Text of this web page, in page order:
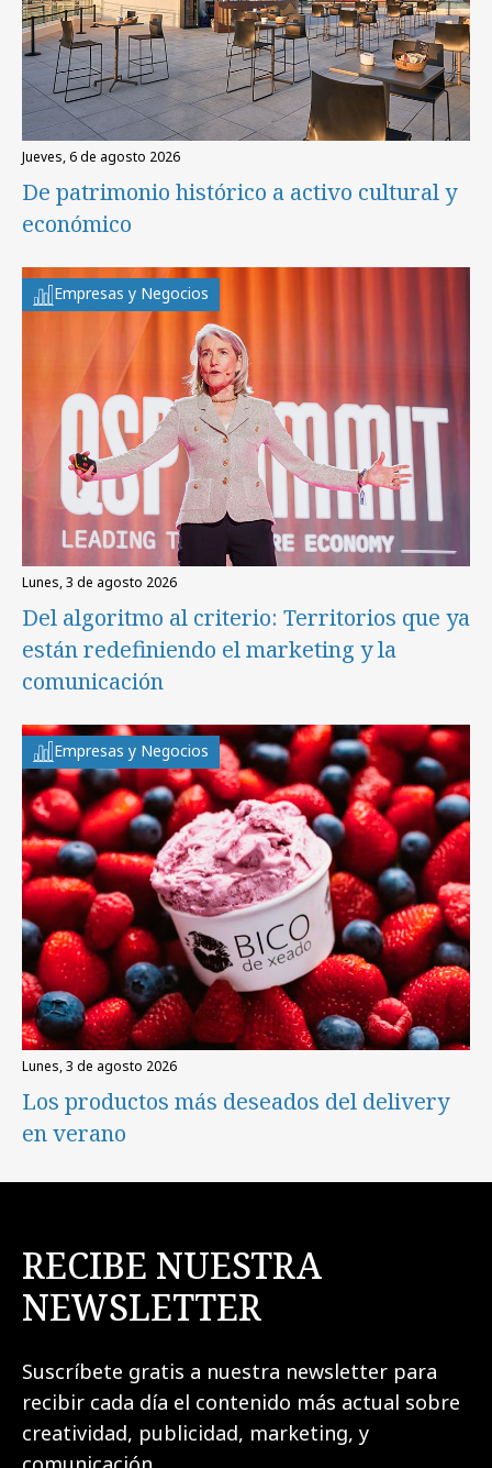
jueves, 6 de agosto 2026
De patrimonio histórico a activo cultural y
económico
Empresas y Negocios
lunes, 3 de agosto 2026
Del algoritmo al criterio: Territorios que ya
están redefiniendo el marketing y la
comunicación
Empresas y Negocios
lunes, 3 de agosto 2026
Los productos más deseados del delivery
en verano
RECIBE NUESTRA
NEWSLETTER
Suscríbete gratis a nuestra newsletter para
recibir cada día el contenido más actual sobre
creatividad, publicidad, marketing, y